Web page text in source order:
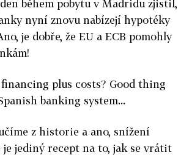
během pobytu v Madridu zjistil,
nyní znovu nabízejí hypotéky
je dobře, že EU a ECB pomohly
z historie a ano, snížení
je jediný recept na to, jak se vrátit